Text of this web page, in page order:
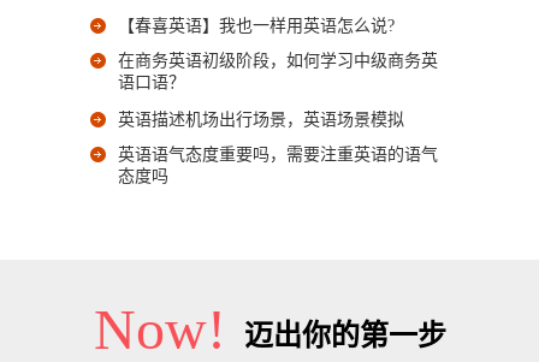
【春喜英语】我也一样用英语怎么说?
在商务英语初级阶段，如何学习中级商务英
语口语？
英语描述机场出行场景，英语场景模拟
英语语气态度重要吗，需要注重英语的语气
态度吗
Now! 迈出你的第一步